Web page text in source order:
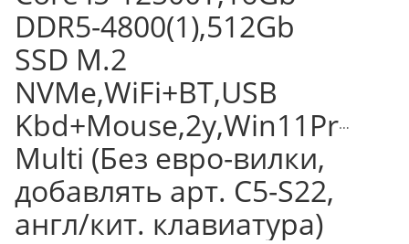
DDR5-4800(1),512Gb
SSD M.2
NVMe,WiFi+BT,USB
Kbd+Mouse,2y,Win11Pro
Multi (Без евро-вилки,
добавлять арт. C5-S22,
англ/кит. клавиатура)